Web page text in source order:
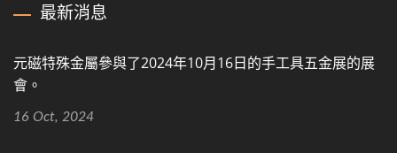
最新消息
元磁特殊金屬參與了2024年10月16日的手工具五金展的展
會。
16 Oct, 2024